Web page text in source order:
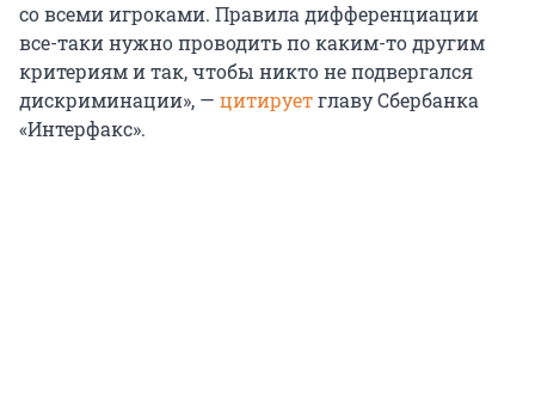
со всеми игроками. Правила дифференциации
все-таки нужно проводить по каким-то другим
критериям и так, чтобы никто не подвергался
дискриминации», — цитируетглаву Сбербанка
«Интерфакс».